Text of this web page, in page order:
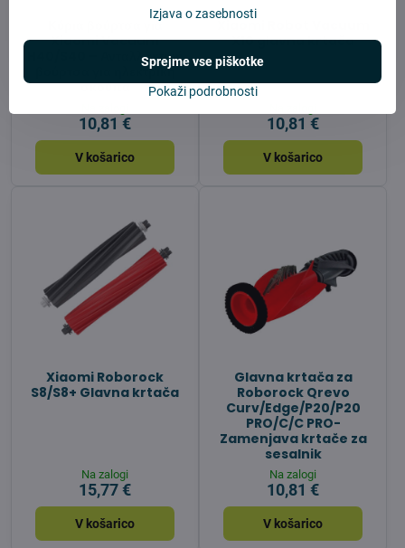
Κύρια βούρτσα για
Xiaomi Vacuum
H40/S40 – Ανταλλακτική
βούρτσα για ηλεκτρική
σκούπα
10,81 €
V košarico
X10 glavna krtača
10,81 €
V košarico
Xiaomi Roborock
S8/S8+ Glavna krtača
Na zalogi
15,77 €
V košarico
Glavna krtača za
Roborock Qrevo
Curv/Edge/P20/P20
PRO/C/C PRO-
Zamenjava krtače za
sesalnik
Na zalogi
10,81 €
V košarico
Izjava o zasebnosti
Pokaži podrobnosti
Sprejme vse piškotke